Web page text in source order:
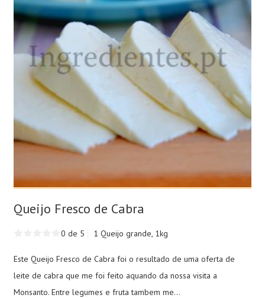
Queijo Fresco de Cabra
0 de 5 1 Queijo grande, 1kg
Este Queijo Fresco de Cabra foi o resultado de uma oferta de
leite de cabra que me foi feito aquando da nossa visita a
Monsanto. Entre legumes e fruta tambem me...